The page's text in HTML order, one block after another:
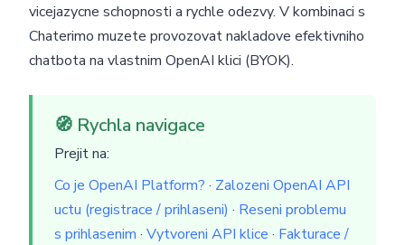
vicejazycne schopnosti a rychle odezvy. V kombinaci s
Chaterimo muzete provozovat nakladove efektivniho
chatbota na vlastnim OpenAI klici (BYOK).
🧭 Rychla navigace
Prejit na:
Co je OpenAI Platform? · Zalozeni OpenAI API
uctu (registrace / prihlaseni) · Reseni problemu
s prihlasenim · Vytvoreni API klice · Fakturace /